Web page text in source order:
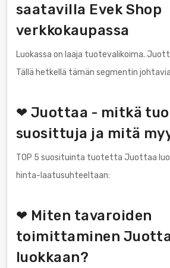
saatavilla Evek Shop
verkkokaupassa
Luokassa on laaja tuotevalikoima.
Tällä hetkellä tämän segmentin
❤ Juottaa - mitkä
suosittuja ja mitä
TOP 5 suosituinta tuotetta Juottaa
hinta-laatusuhteeltaan:
❤ Miten tavaroiden
toimittaminen
luokkaan?